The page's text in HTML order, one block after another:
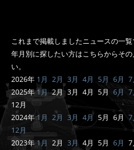
これまで掲載しましたニュースの一覧
年月別に探したい方はこちらからそ
い。
2026年 1月 2月 3月 4月 5月 6月 7
2025年1月2月 3月 4月 5月6月 7
12月
2024年1月 2月 3月 4月 5月 6月7
12月
2023年1月2月3月 4月 5月6月